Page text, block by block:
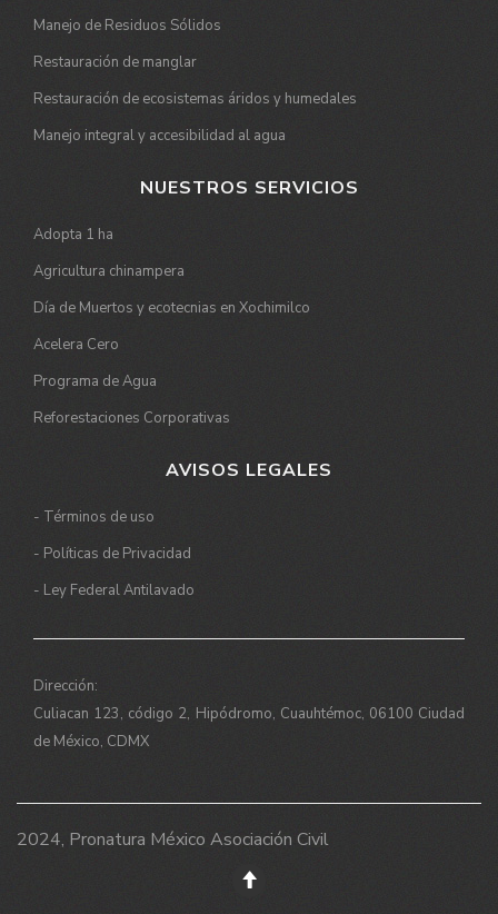
Manejo de Residuos Sólidos
Restauración de manglar
Restauración de ecosistemas áridos y humedales
Manejo integral y accesibilidad al agua
NUESTROS SERVICIOS
Adopta 1 ha
Agricultura chinampera
Día de Muertos y ecotecnias en Xochimilco
Acelera Cero
Programa de Agua
Reforestaciones Corporativas
AVISOS LEGALES
- Términos de uso
- Políticas de Privacidad
- Ley Federal Antilavado
Dirección:
Culiacan 123, código 2, Hipódromo, Cuauhtémoc, 06100 Ciudad
de México, CDMX
2024, Pronatura México Asociación Civil